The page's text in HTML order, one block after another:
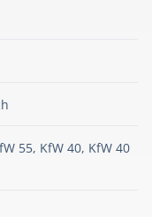
55, KfW 40, KfW 40